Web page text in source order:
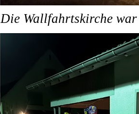
Die Wallfahrtskirche